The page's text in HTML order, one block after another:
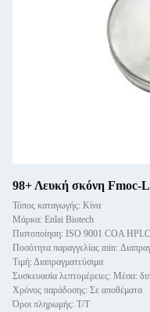
98+ Λευκή σκόνη Fmoc-
Τόπος καταγωγής: Κίνα
Μάρκα: Enlai Biotech
Πιστοποίηση: ISO 9001 COA
Ποσότητα παραγγελίας min:
Τιμή: Διαπραγματεύσιμα
Συσκευασία λεπτομέρειες: Μέσα:
Χρόνος παράδοσης: Σε αποθέματα
Όροι πληρωμής: Τ/Τ